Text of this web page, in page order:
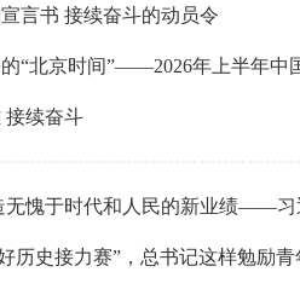
言书 接续奋斗的动员令
“北京时间”——2026年上半年中
接续奋斗
历史接力赛”，总书记这样勉励青